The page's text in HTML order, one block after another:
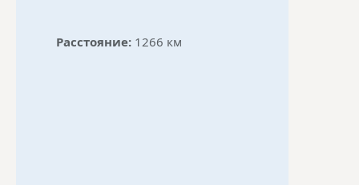
Расстояние: 1266 км